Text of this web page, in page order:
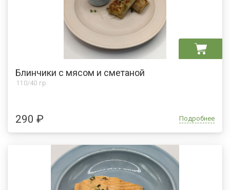
Блинчики с мясом и сметаной
110/40 гр.
290 ₽ Подробнее